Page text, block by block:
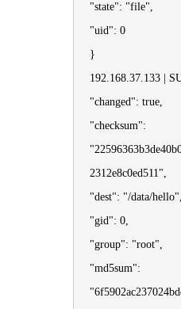
"state": "file",
"uid": 0
}
192.168.37.133 |
"changed": true,
"checksum":
2312e8c0ed511",
"dest": "/data/hello",
"gid": 0,
"group": "root",
"md5sum":